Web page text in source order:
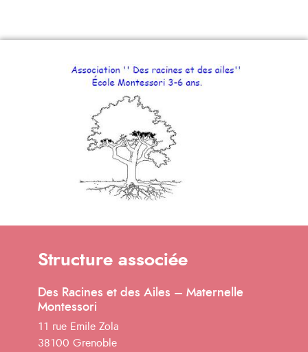
Structure associée
Des Racines et des Ailes – Maternelle
Montessori
11 rue Emile Zola
38100 Grenoble